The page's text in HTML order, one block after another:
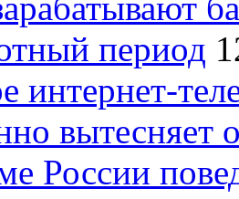
период
интернет-
вытесняет
России